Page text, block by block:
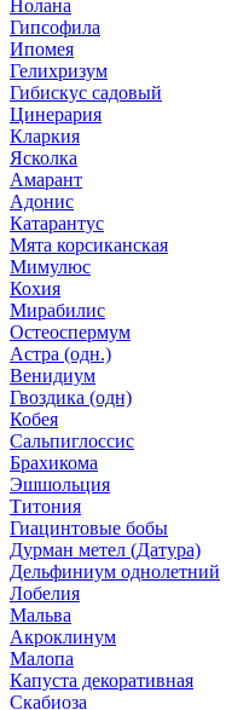
Нолана
Гипсофила
Ипомея
Гелихризум
Гибискус садовый
Цинерария
Кларкия
Ясколка
Амарант
Адонис
Катарантус
Мята корсиканская
Мимулюс
Кохия
Мирабилис
Остеоспермум
Астра (одн.)
Венидиум
Гвоздика (одн)
Кобея
Сальпиглоссис
Брахикома
Эшшольция
Титония
Гиацинтовые бобы
Дурман метел (Датура)
Дельфиниум однолетний
Лобелия
Мальва
Акроклинум
Малопа
Капуста декоративная
Скабиоза